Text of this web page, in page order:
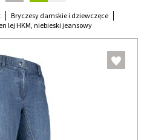
Bryczesy damskie i dziewczęce
lej HKM, niebieski jeansowy